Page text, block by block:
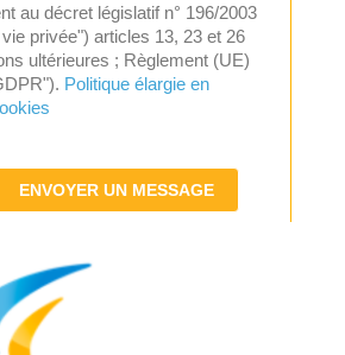
au décret législatif n° 196/2003
privée") articles 13, 23 et 26
ultérieures ; Règlement (UE)
Politique élargie en
ENVOYER UN MESSAGE